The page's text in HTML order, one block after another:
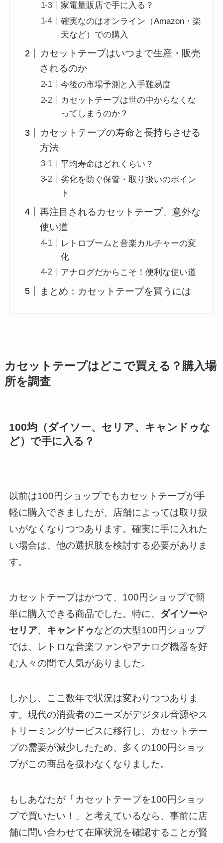
家電量販店で手に入る？
確実なのはオンライン（Amazon・楽
天など）での購入
カセットテープはいつまで生産・販売
されるのか
今後の市場予測と入手難易度
カセットテープは世の中からなくな
ってしまうのか？
カセットテープの寿命と長持ちさせる
方法
平均寿命はどれくらい？
劣化を防ぐ保管・取り扱いのポイン
ト
再注目されるカセットテープ、意外な
使い道
レトロブームと音楽カルチャーの変
化
アナログだからこそ！便利な使い道
まとめ：カセットテープを買うには
カセットテープはどこで買える？購入場
所を調査
100均（ダイソー、セリア、キャンドゥな
ど）で手に入る？
以前は100円ショップでもカセットテープが手
軽に購入できましたが、店舗によっては取り扱
いがなくなりつつあります。確実に手に入れた
い場合は、他の選択肢を検討する必要がありま
す。
カセットテープはかつて、100円ショップで簡
単に購入できる商品でした。特に、 ダイソーや
セリア、 キャンドゥなどの大型100円ショップ
では、レトロな音楽ファンやアナログ機器を好
む人々の間で人気がありました。
しかし、ここ数年で状況は変わりつつありま
す。現代の消費者のニーズがデジタル音源やス
トリーミングサービスに移行し、カセットテー
プの需要が減少したため、多くの100円ショッ
プがこの商品を扱わなくなりました。
もしあなたが「カセットテープを100円ショッ
プで買いたい！」と考えているなら、事前に店
舗に問い合わせて在庫状況を確認することが賢